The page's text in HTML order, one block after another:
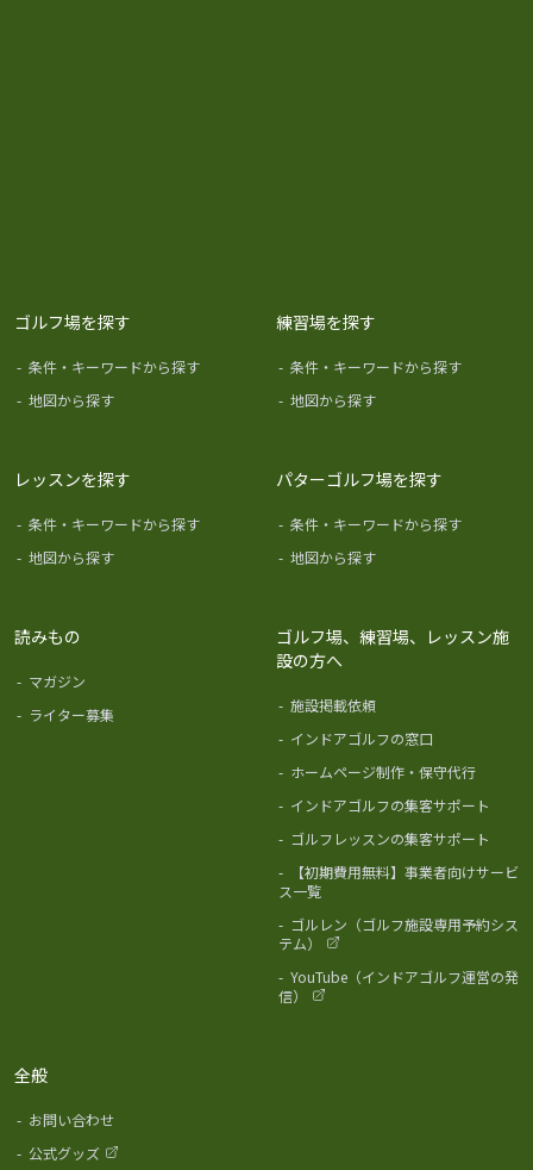
ゴルフ場を探す
- 条件・キーワードから探す
- 地図から探す
練習場を探す
- 条件・キーワードから探す
- 地図から探す
レッスンを探す
- 条件・キーワードから探す
- 地図から探す
パターゴルフ場を探す
- 条件・キーワードから探す
- 地図から探す
読みもの
- マガジン
- ライター募集
ゴルフ場、練習場、レッスン施
設の方へ
- 施設掲載依頼
- インドアゴルフの窓口
- ホームページ制作・保守代行
- インドアゴルフの集客サポート
- ゴルフレッスンの集客サポート
-
【初期費用無料】事業者向けサービ
ス一覧
- ゴルレン（ゴルフ施設専用予約シス
テム）
- YouTube（インドアゴルフ運営の発
信）
全般
- お問い合わせ
- 公式グッズ